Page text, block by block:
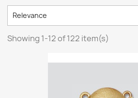
Relevance
Showing 1-12 of 122 item(s)